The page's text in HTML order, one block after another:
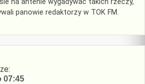
panowie redaktorzy w TOK FM.
07:45